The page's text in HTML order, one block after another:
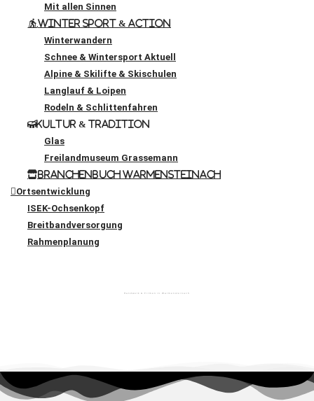
Mit allen Sinnen
Winter Sport & Action
Winterwandern
Schnee & Wintersport Aktuell
Alpine & Skilifte & Skischulen
Langlauf & Loipen
Rodeln & Schlittenfahren
Kultur & Tradition
Glas
Freilandmuseum Grassemann
Branchenbuch Warmensteinach
Ortsentwicklung
ISEK-Ochsenkopf
Breitbandversorgung
Rahmenplanung
Handwerk & Firmen in Warmensteinach